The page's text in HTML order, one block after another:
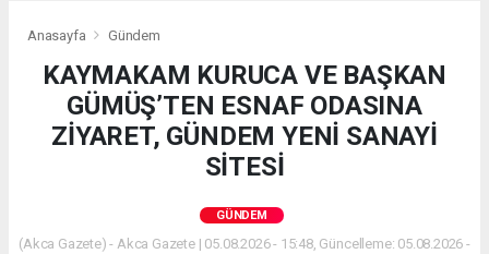
Anasayfa Gündem
KAYMAKAM KURUCA VE BAŞKAN
GÜMÜŞ’TEN ESNAF ODASINA
ZİYARET, GÜNDEM YENİ SANAYİ
SİTESİ
GÜNDEM
(Akca Gazete) - Akca Gazete | 05.08.2026 - 15:48, Güncelleme: 05.08.2026 -